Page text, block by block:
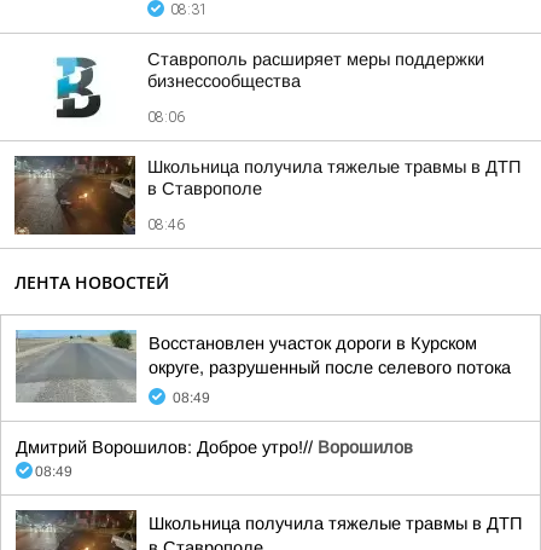
08:31
Ставрополь расширяет меры поддержки
бизнессообщества
08:06
Школьница получила тяжелые травмы в ДТП
в Ставрополе
08:46
ЛЕНТА НОВОСТЕЙ
Восстановлен участок дороги в Курском
округе, разрушенный после селевого потока
08:49
Дмитрий Ворошилов: Доброе утро!// Ворошилов
08:49
Школьница получила тяжелые травмы в ДТП